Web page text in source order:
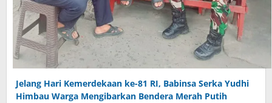
Jelang Hari Kemerdekaan ke-81 RI, Babinsa Serka Yudhi
Himbau Warga Mengibarkan Bendera Merah Putih